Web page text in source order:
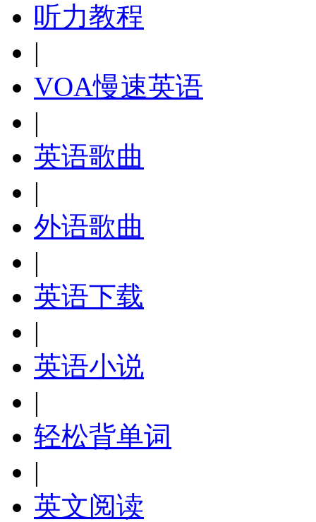
听力教程
|
VOA慢速英语
|
英语歌曲
|
外语歌曲
|
英语下载
|
英语小说
|
轻松背单词
|
英文阅读